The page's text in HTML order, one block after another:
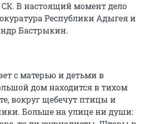
СК. В настоящий момент дело
Республики Адыгея и
Бастрыкин.
с матерью и детьми в
дом находится в тихом
вокруг щебечут птицы и
Больше на улице ни души: